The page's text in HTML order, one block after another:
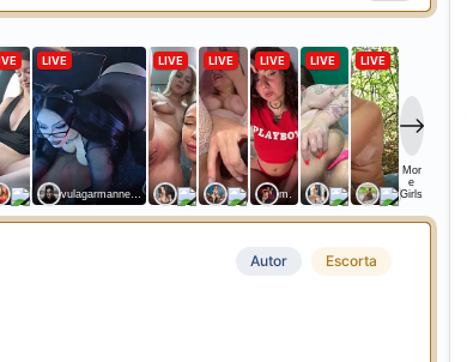
Autor Escorta